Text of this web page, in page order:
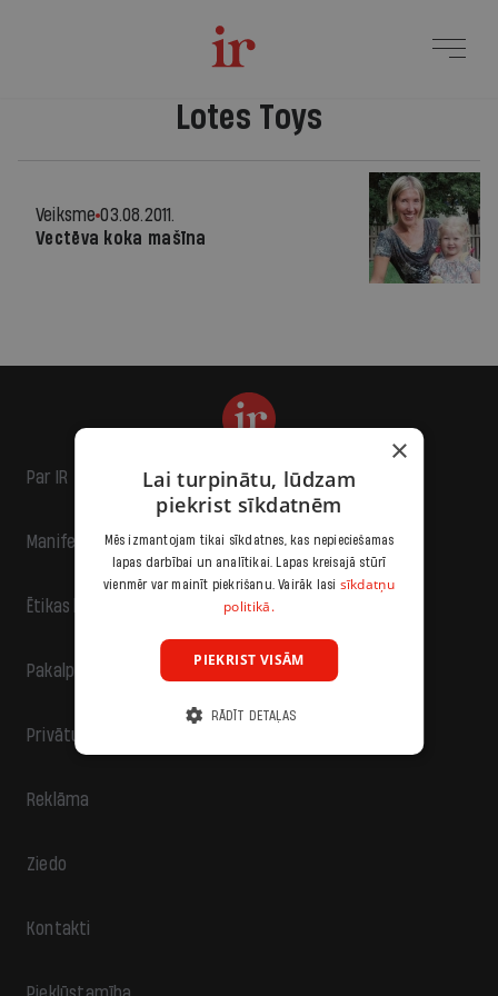
Lotes Toys
Veiksme 03.08.2011.
Vectēva koka mašīna
Par IR
Manifests
Ētikas kodekss
Pakalpojumu sniegšanas noteikumi
Privātuma politika
Reklāma
Ziedo
Kontakti
×
Lai turpinātu, lūdzam
piekrist sīkdatnēm
Mēs izmantojam tikai sīkdatnes, kas nepieciešamas
lapas darbībai un analītikai. Lapas kreisajā stūrī
vienmēr var mainīt piekrišanu. Vairāk lasi sīkdatņu
politikā.
PIEKRIST VISĀM
RĀDĪT DETAĻAS